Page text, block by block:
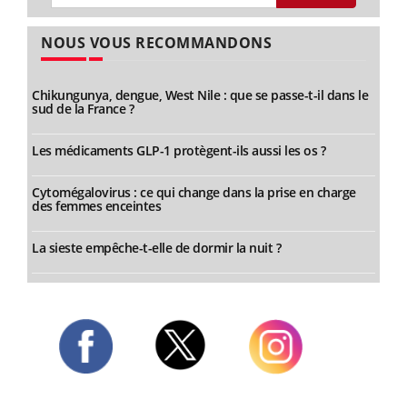
NOUS VOUS RECOMMANDONS
Chikungunya, dengue, West Nile : que se passe-t-il dans le
sud de la France ?
Les médicaments GLP-1 protègent-ils aussi les os ?
Cytomégalovirus : ce qui change dans la prise en charge
des femmes enceintes
La sieste empêche-t-elle de dormir la nuit ?